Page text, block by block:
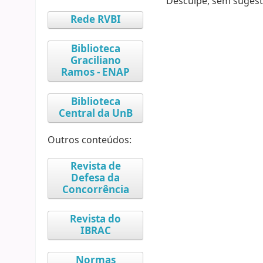
Rede RVBI
Biblioteca
Graciliano
Ramos - ENAP
Biblioteca
Central da UnB
Outros conteúdos:
Revista de
Defesa da
Concorrência
Revista do
IBRAC